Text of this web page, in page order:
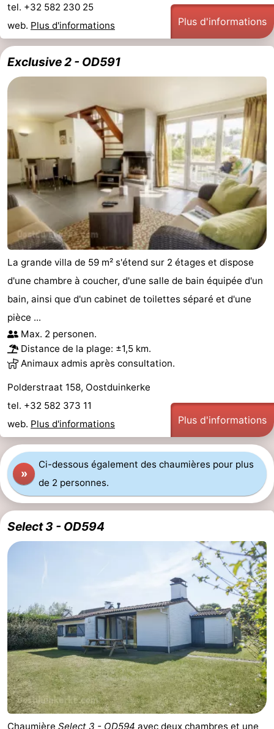
Nature
Het
Zwin
-
Knokke-
Heist
-
Zeebrugge
-
Blankenberge
-
Wenduine
Le
Coq
-
Bredene
Ostende
Middelkerke
-
Westende
-
Oostduinkerke
-
Koksijde
La
Panne
-
Nature
Westhoek
Météo
Contact
tel. +32 582 230 25
web. Plus d'informations Plus d'informations
Exclusive 2 - OD591
La grande villa de 59 m² s'étend sur 2 étages et dispose
d'une chambre à coucher, d'une salle de bain équipée d'un
bain, ainsi que d'un cabinet de toilettes séparé et d'une
pièce ...
Max. 2 personen.
Distance de la plage: ±1,5 km.
Animaux admis après consultation.
Polderstraat 158, Oostduinkerke
tel. +32 582 373 11
web. Plus d'informations Plus d'informations
»
Ci-dessous également des chaumières pour plus
de 2 personnes.
Select 3 - OD594
Chaumière Select 3 - OD594 avec deux chambres et une